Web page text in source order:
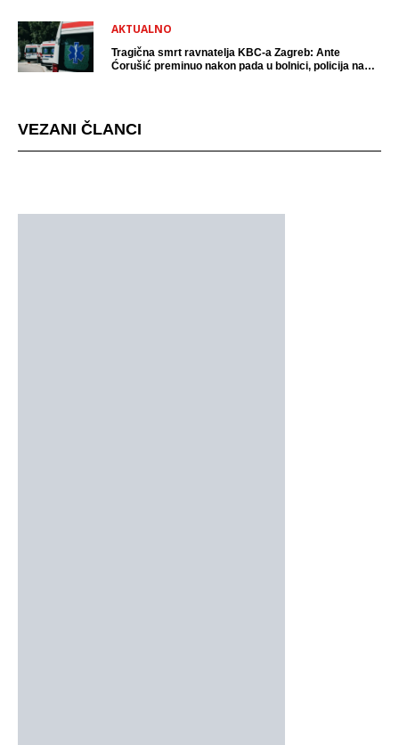
AKTUALNO
Tragična smrt ravnatelja KBC-a Zagreb: Ante
Ćorušić preminuo nakon pada u bolnici, policija na
VEZANI ČLANCI